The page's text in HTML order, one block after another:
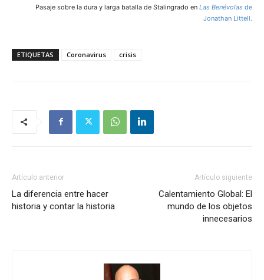
Pasaje sobre la dura y larga batalla de Stalingrado en Las Benévolas de
Jonathan Littell.
ETIQUETAS Coronavirus crisis
Artículo anterior
La diferencia entre hacer
historia y contar la historia
Artículo siguiente
Calentamiento Global: El
mundo de los objetos
innecesarios